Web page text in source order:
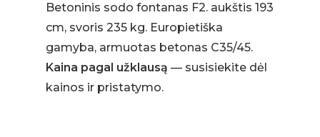
Betoninis sodo fontanas F2. aukštis 193
cm, svoris 235 kg. Europietiška
gamyba, armuotas betonas C35/45.
Kaina pagal užklausą — susisiekite dėl
kainos ir pristatymo.